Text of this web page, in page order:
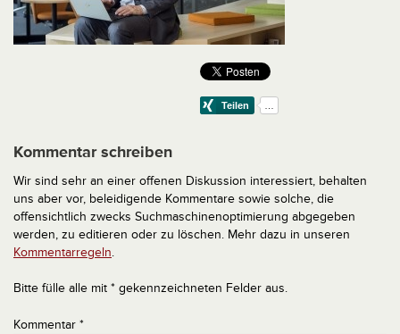
Kommentar schreiben
Wir sind sehr an einer offenen Diskussion interessiert, behalten
uns aber vor, beleidigende Kommentare sowie solche, die
offensichtlich zwecks Suchmaschinenoptimierung abgegeben
werden, zu editieren oder zu löschen. Mehr dazu in unseren
Kommentarregeln.
Bitte fülle alle mit * gekennzeichneten Felder aus.
Kommentar *